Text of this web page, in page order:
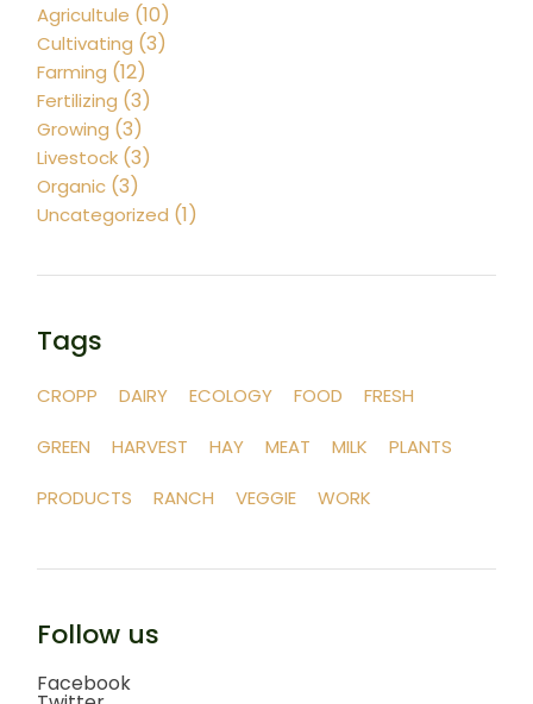
Agricultule (10)
Cultivating (3)
Farming (12)
Fertilizing (3)
Growing (3)
Livestock (3)
Organic (3)
Uncategorized (1)
Tags
CROPP DAIRY ECOLOGY FOOD FRESH
GREEN HARVEST HAY MEAT MILK PLANTS
PRODUCTS RANCH VEGGIE WORK
Follow us
Facebook